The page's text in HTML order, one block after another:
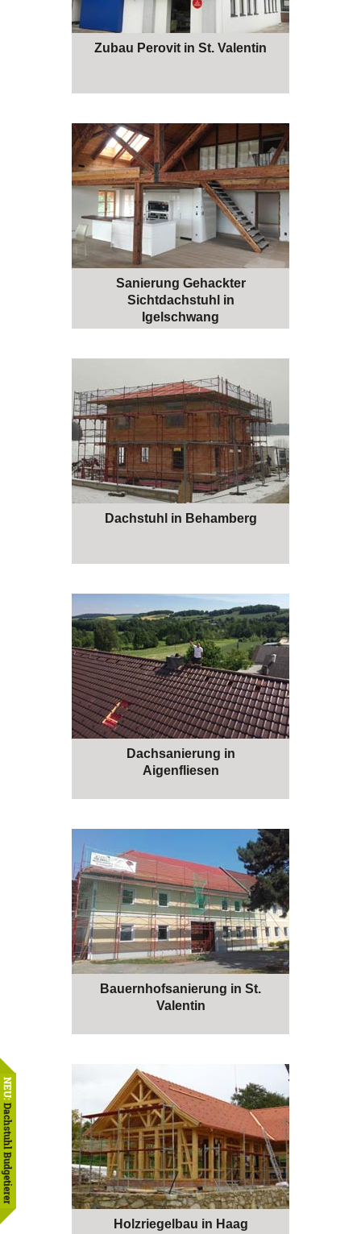
Zubau Perovit in St. Valentin
Sanierung Gehackter
Sichtdachstuhl in
Igelschwang
Dachstuhl in Behamberg
Dachsanierung in
Aigenfliesen
Bauernhofsanierung in St.
Valentin
Holzriegelbau in Haag
NEU:
Dachstuhl Budgetierer